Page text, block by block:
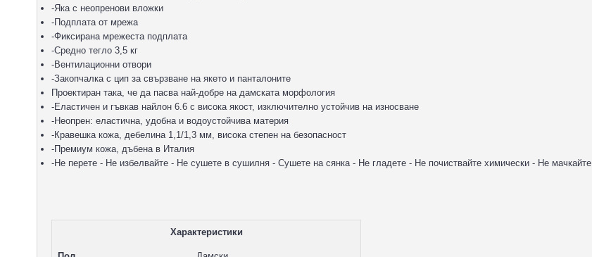
-Яка с неопренови вложки
-Подплата от мрежа
-Фиксирана мрежеста подплата
-Средно тегло 3,5 кг
-Вентилационни отвори
-Закопчалка с цип за свързване на якето и панталоните
Проектиран така, че да пасва най-добре на дамската морфология
-Еластичен и гъвкав найлон 6.6 с висока якост, изключително устойчив на износване
-Неопрен: еластична, удобна и водоустойчива материя
-Кравешка кожа, дебелина 1,1/1,3 мм, висока степен на безопасност
-Премиум кожа, дъбена в Италия
-Не перете - Не избелвайте - Не сушете в сушилня - Сушете на сянка - Не гладете - Не почиствайте химически - Не мачкайте
Характеристики